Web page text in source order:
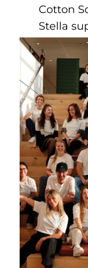
Cotton
Stella